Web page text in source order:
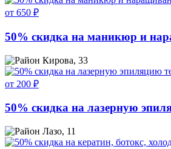
от 650 ₽
50% скидка на маникюр и
Кирова, 33
от 200 ₽
50% скидка на лазерную
Лазо, 11